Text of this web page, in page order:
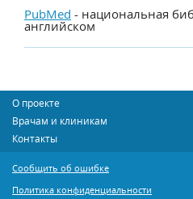
PubMed - национальная
английском
О проекте
Врачам и клиникам
Контакты
Сообщить об ошибке
Политика конфиденциальности